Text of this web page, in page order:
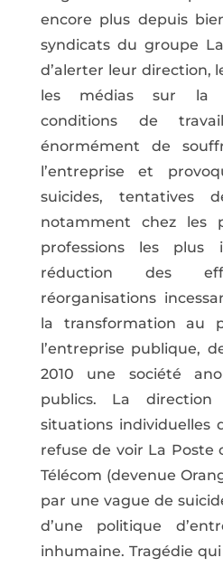
encore plus depuis
syndicats du groupe
d’alerter leur direction,
les médias sur la
conditions de
énormément de
l’entreprise et
suicides, tentatives
notamment chez les
professions les plus
réduction des
réorganisations
la transformation au
l’entreprise publique,
2010 une société
publics. La
situations individuelles
refuse de voir La Poste
Télécom (devenue
par une vague de
d’une politique
inhumaine. Tragédie